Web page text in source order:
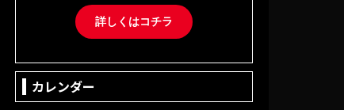
詳しくはコチラ
カレンダー